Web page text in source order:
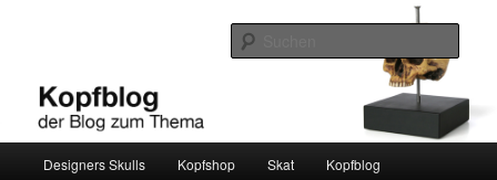
wechselnkopfblog
Designers Skulls Kopfshop Skat Kopfblog